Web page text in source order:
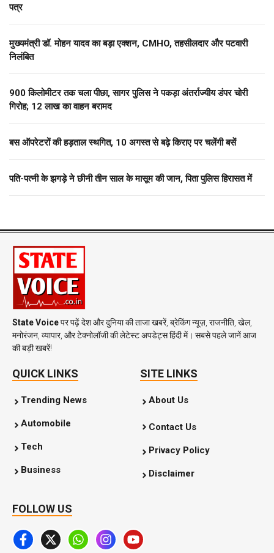
पत्र
मुख्यमंत्री डॉ. मोहन यादव का बड़ा एक्शन, CMHO, तहसीलदार और पटवारी
निलंबित
900 किलोमीटर तक चला पीछा, सागर पुलिस ने पकड़ा अंतर्राज्यीय डंपर चोरी
गिरोह; 12 लाख का वाहन बरामद
बस ऑपरेटरों की हड़ताल स्थगित, 10 अगस्त से बढ़े किराए पर चलेंगी बसें
पति-पत्नी के झगड़े ने छीनी तीन साल के मासूम की जान, पिता पुलिस हिरासत में
State Voiceपर पढ़ें देश और दुनिया की ताजा खबरें, ब्रेकिंग न्यूज़, राजनीति, खेल,
मनोरंजन, व्यापार, और टेक्नोलॉजी की लेटेस्ट अपडेट्स हिंदी में। सबसे पहले जानें आज
की बड़ी खबरें!
QUICK LINKS
Trending News
Automobile
Tech
Business
SITE LINKS
About Us
Contact Us
Privacy Policy
Disclaimer
FOLLOW US